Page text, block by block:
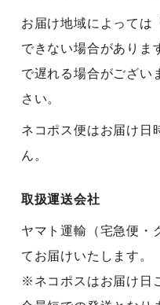
お届け地域によっては
できない場合がありま
で遅れる場合がござい
さい。
ネコポス便はお届け日
ん。
取扱運送会社
ヤマト運輸（宅急便・
てお届けいたします。
※ネコポスはお届け日